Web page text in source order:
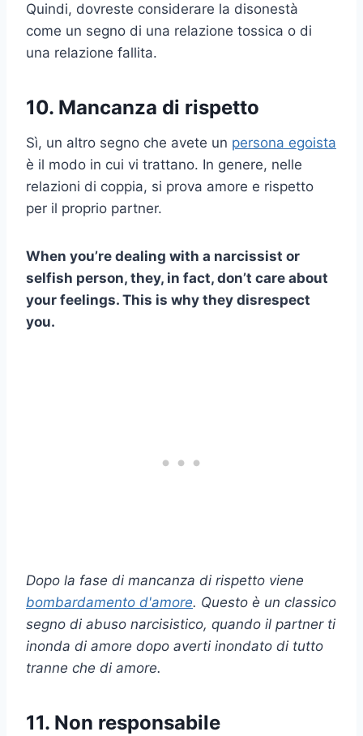
Quindi, dovreste considerare la disonestà
come un segno di una relazione tossica o di
una relazione fallita.
10. Mancanza di rispetto
Sì, un altro segno che avete un persona egoista
è il modo in cui vi trattano. In genere, nelle
relazioni di coppia, si prova amore e rispetto
per il proprio partner.
When you’re dealing with a narcissist or
selfish person, they, in fact, don’t care about
your feelings. This is why they disrespect
you.
Dopo la fase di mancanza di rispetto viene
bombardamento d'amore. Questo è un classico
segno di abuso narcisistico, quando il partner ti
inonda di amore dopo averti inondato di tutto
tranne che di amore.
11. Non responsabile